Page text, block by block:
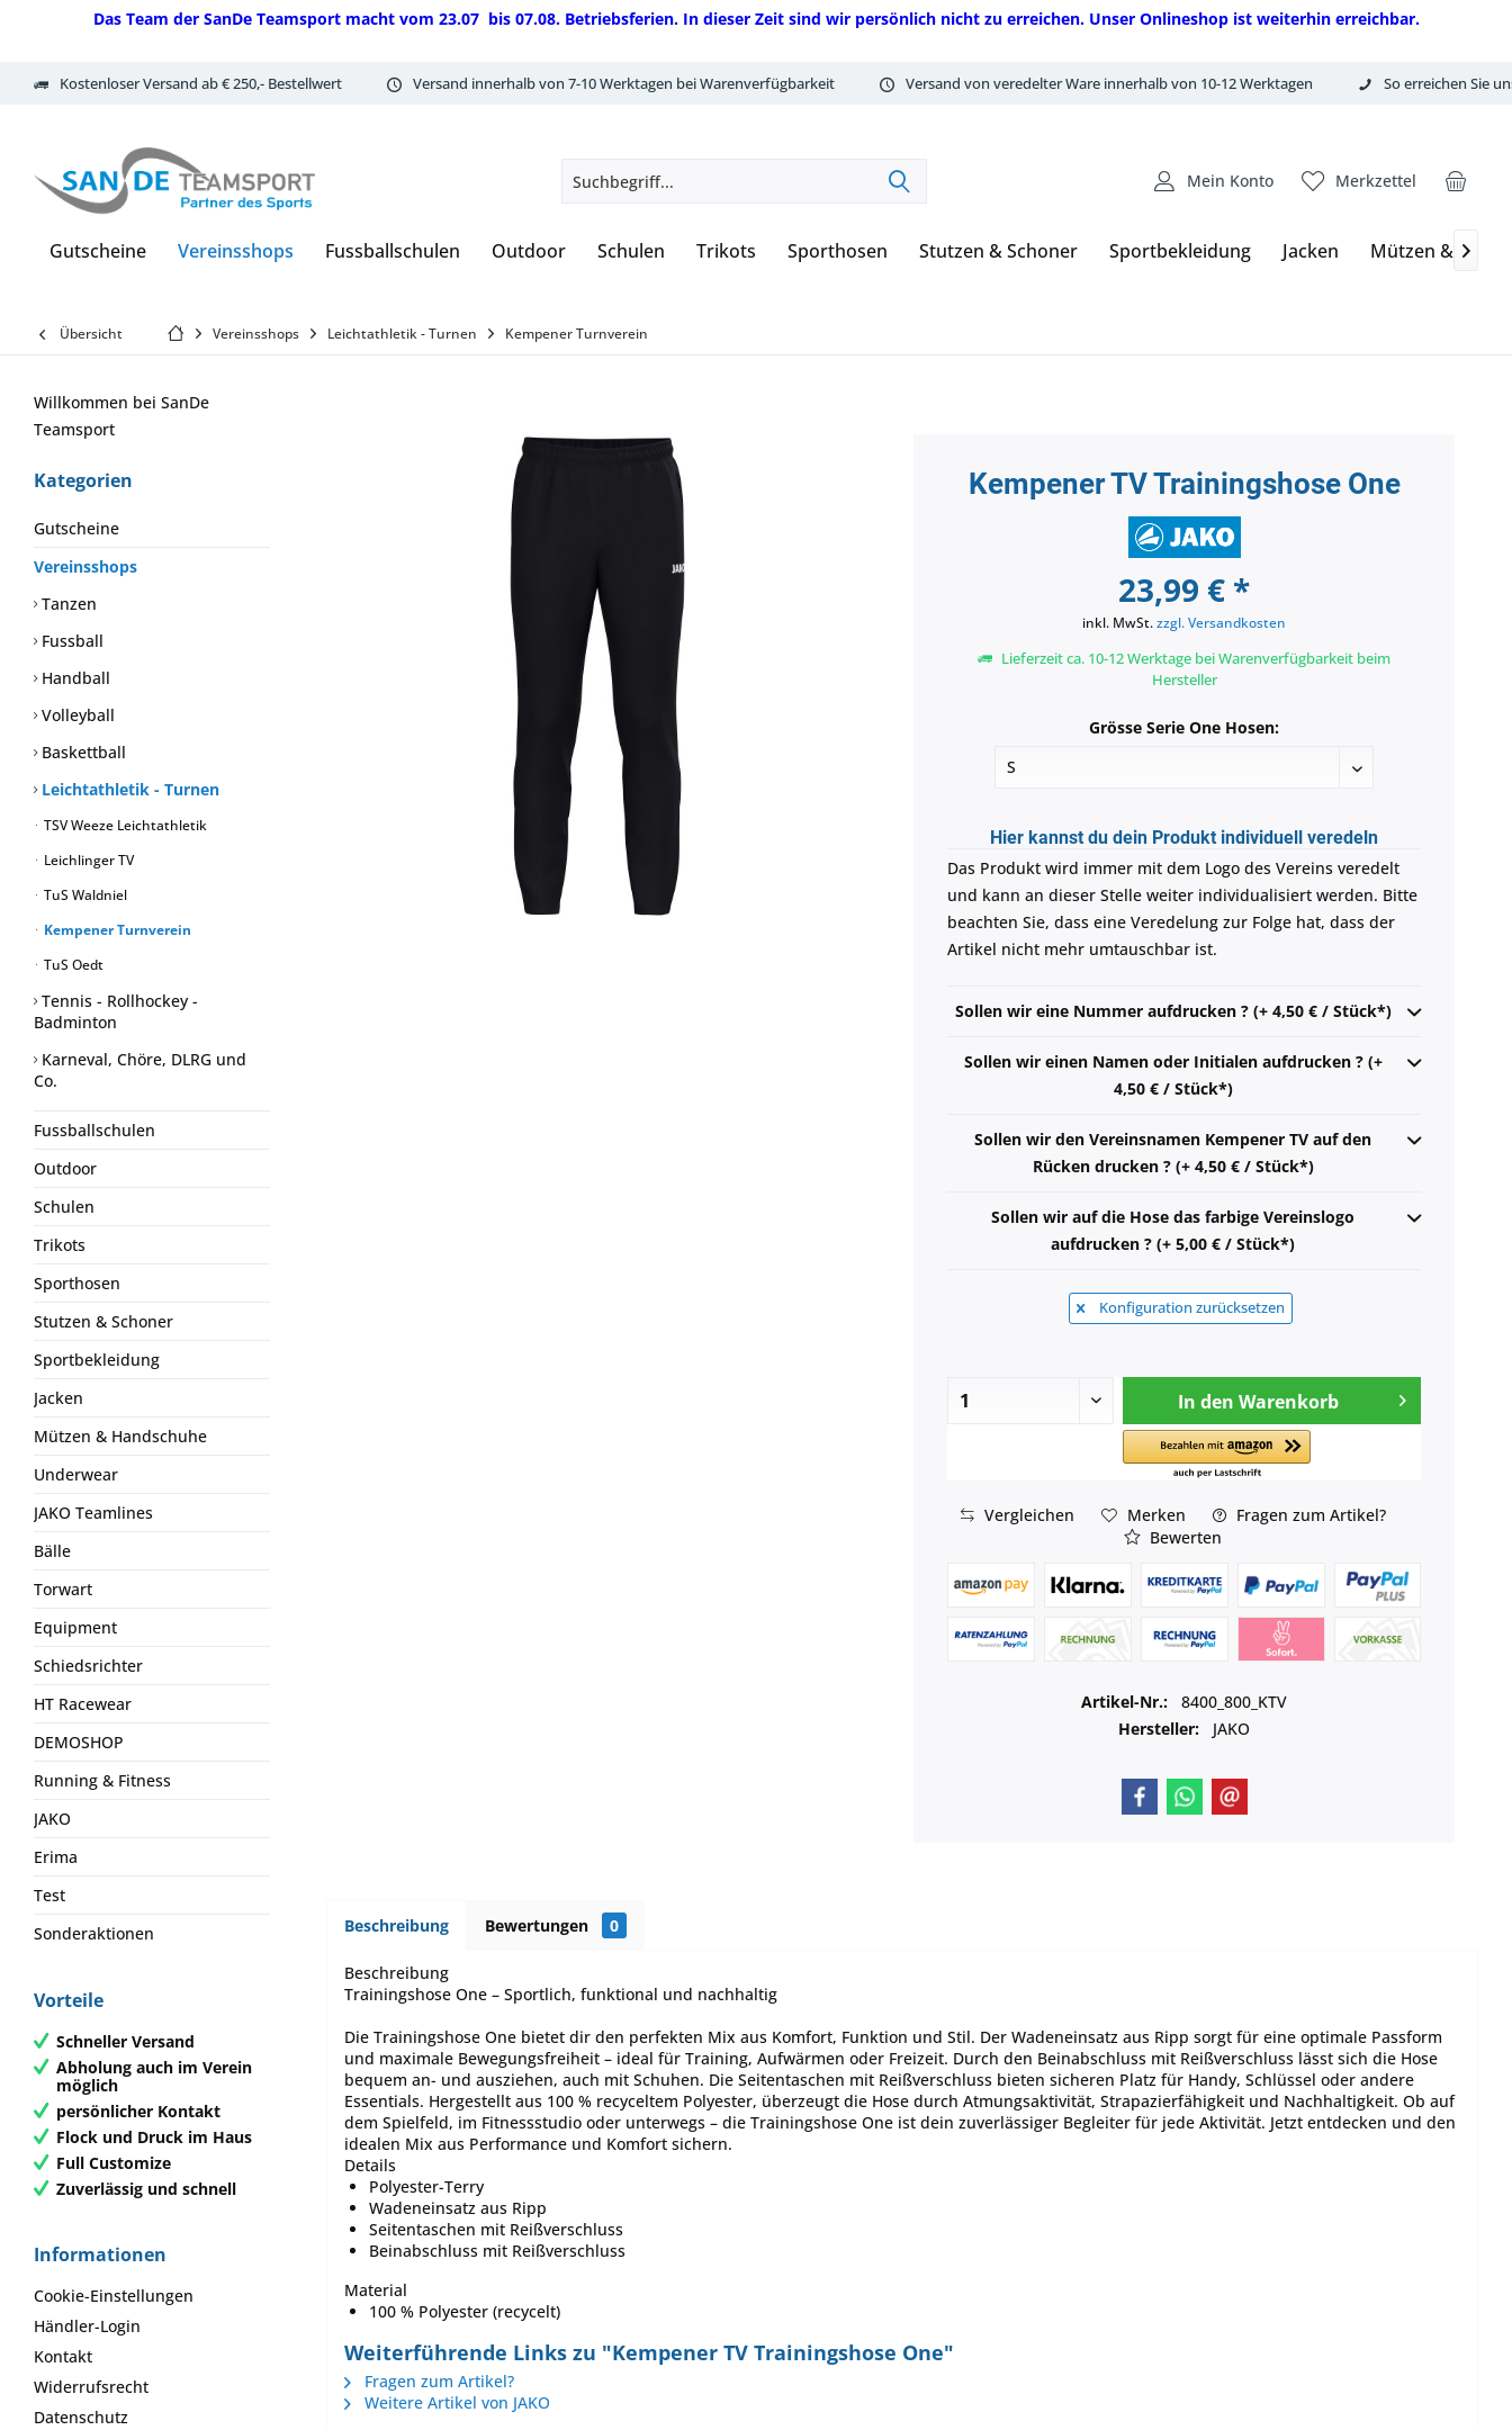
Das Team der SanDe Teamsport macht vom 23.07 bis 07.08. Betriebsferien. In dieser Zeit sind wir persönlich nicht zu erreichen. Unser Onlineshop ist weiterhin erreichbar.
Kostenloser Versand ab € 250,- Bestellwert Versand innerhalb von 7-10 Werktagen bei Warenverfügbarkeit Versand von veredelter Ware innerhalb von 10-12 Werktagen So erreichen Sie
Merkzettel
Mein Konto
Gutscheine Vereinsshops Fussballschulen Outdoor Schulen Trikots Sporthosen Stutzen & Schoner Sportbekleidung Jacken Mützen & 
Übersicht Vereinsshops Leichtathletik - Turnen Kempener Turnverein
Willkommen bei SanDe
Teamsport
Kategorien
Gutscheine
Vereinsshops
Tanzen
Fussball
Handball
Volleyball
Baskettball
Leichtathletik - Turnen
TSV Weeze Leichtathletik
Leichlinger TV
TuS Waldniel
Kempener Turnverein
TuS Oedt
Tennis - Rollhockey -
Badminton
Karneval, Chöre, DLRG und
Co.
Fussballschulen
Outdoor
Schulen
Trikots
Sporthosen
Stutzen & Schoner
Sportbekleidung
Jacken
Mützen & Handschuhe
Underwear
JAKO Teamlines
Bälle
Torwart
Equipment
Schiedsrichter
HT Racewear
DEMOSHOP
Running & Fitness
JAKO
Erima
Test
Sonderaktionen
Vorteile
Schneller Versand
Abholung auch im Verein
möglich
persönlicher Kontakt
Flock und Druck im Haus
Full Customize
Zuverlässig und schnell
Informationen
Cookie-Einstellungen
Händler-Login
Kontakt
Widerrufsrecht
Datenschutz
Kempener TV Trainingshose One
23,99 € *
inkl. MwSt.zzgl. Versandkosten
Lieferzeit ca. 10-12 Werktage bei Warenverfügbarkeit beim
Hersteller
Grösse Serie One Hosen:
Hier kannst du dein Produkt individuell veredeln
Das Produkt wird immer mit dem Logo des Vereins veredelt
und kann an dieser Stelle weiter individualisiert werden. Bitte
beachten Sie, dass eine Veredelung zur Folge hat, dass der
Artikel nicht mehr umtauschbar ist.
Sollen wir eine Nummer aufdrucken ? (+ 4,50 € / Stück*)
Sollen wir einen Namen oder Initialen aufdrucken ? (+
4,50 € / Stück*)
Sollen wir den Vereinsnamen Kempener TV auf den
Rücken drucken ? (+ 4,50 € / Stück*)
Sollen wir auf die Hose das farbige Vereinslogo
aufdrucken ? (+ 5,00 € / Stück*)
Konfiguration zurücksetzen
In den Warenkorb
Vergleichen Merken
Fragen zum Artikel?
Bewerten
Artikel-Nr.:
8400_800_KTV
Hersteller:
JAKO
Beschreibung Bewertungen 0
Beschreibung
Trainingshose One – Sportlich, funktional und nachhaltig
Die Trainingshose One bietet dir den perfekten Mix aus Komfort, Funktion und Stil. Der Wadeneinsatz aus Ripp sorgt für eine optimale Passform
und maximale Bewegungsfreiheit – ideal für Training, Aufwärmen oder Freizeit. Durch den Beinabschluss mit Reißverschluss lässt sich die Hose
bequem an- und ausziehen, auch mit Schuhen. Die Seitentaschen mit Reißverschluss bieten sicheren Platz für Handy, Schlüssel oder andere
Essentials. Hergestellt aus 100 % recyceltem Polyester, überzeugt die Hose durch Atmungsaktivität, Strapazierfähigkeit und Nachhaltigkeit. Ob auf
dem Spielfeld, im Fitnessstudio oder unterwegs – die Trainingshose One ist dein zuverlässiger Begleiter für jede Aktivität. Jetzt entdecken und den
idealen Mix aus Performance und Komfort sichern.
Details
Polyester-Terry
Wadeneinsatz aus Ripp
Seitentaschen mit Reißverschluss
Beinabschluss mit Reißverschluss
Material
100 % Polyester (recycelt)
Weiterführende Links zu "Kempener TV Trainingshose One"
Fragen zum Artikel?
Weitere Artikel von JAKO